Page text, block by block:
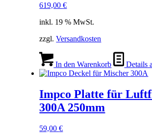
619,00€
inkl. 19 % MwSt.
zzgl.Versandkosten
In den Warenkorb Details
Impco Platte für
300A 250mm
59,00€